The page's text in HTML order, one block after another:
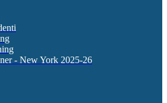
- New York 2025-26